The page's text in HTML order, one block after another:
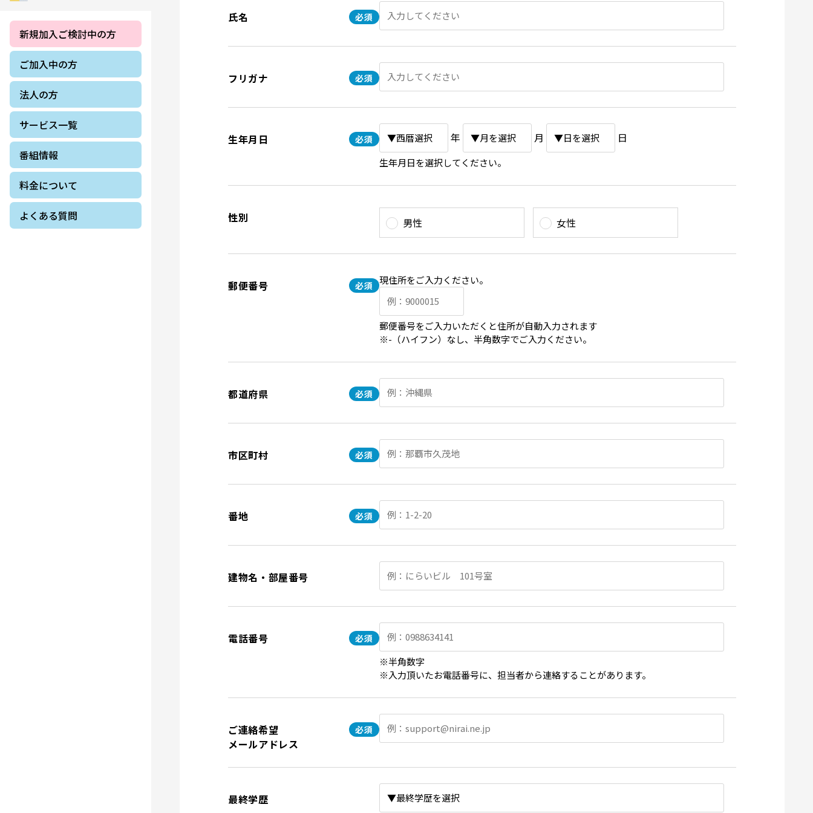
新規加入ご検討中の方
ご加入中の方
法人の方
サービス一覧
番組情報
料金について
よくある質問
氏名
フリガナ
生年月日 年 月 日
生年月日を選択してください。
性別 男性 女性
郵便番号 現住所をご入力ください。
郵便番号をご入力いただくと住所が自動入力されます
※-（ハイフン）なし、半角数字でご入力ください。
都道府県
市区町村
番地
建物名・部屋番号
電話番号
※半角数字
※入力頂いたお電話番号に、担当者から連絡することがあります。
ご連絡希望
メールアドレス
最終学歴